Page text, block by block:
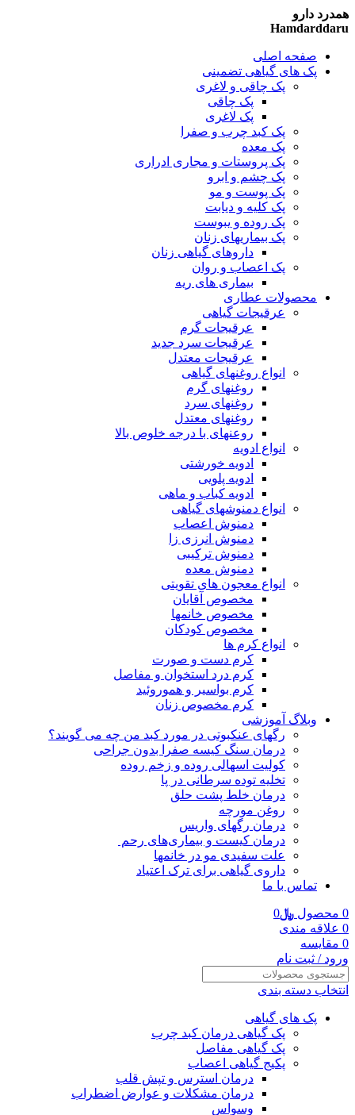
همدرد دارو
Hamdarddaru
صفحه اصلی
پک های گیاهی تضمینی
پک چاقی و لاغری
پک چاقی
پک لاغری
پک کبد چرب و صفرا
پک معده
پک پروستات و مجاری ادراری
پک چشم و ابرو
پک پوست و مو
پک کلیه و دیابت
پک روده و یبوست
پک بیماریهای زنان
داروهای گیاهی زنان
پک اعصاب و روان
بیماری های ریه
محصولات عطاری
عرقیجات گیاهی
عرقیجات گرم
عرقیجات سرد جدید
عرقیجات معتدل
انواع روغنهای گیاهی
روغنهای گرم
روغنهای سرد
روغنهای معتدل
روعنهای با درجه خلوص بالا
انواع ادویه
ادویه خورشتی
ادویه پلویی
ادویه کباب و ماهی
انواع دمنوشهای گیاهی
دمنوش اعصاب
دمنوش انرزی زا
دمنوش ترکیبی
دمنوش معده
انواع معجون های تقویتی
مخصوص آقایان
مخصوص خانمها
مخصوص کودکان
انواع کرم ها
کرم دست و صورت
کرم درد استخوان و مفاصل
کرم بواسیر و هموروئید
کرم مخصوص زنان
وبلاگ آموزشی
رگهای عنکبوتی در مورد کبد من چه می گویند؟
درمان سنگ کیسه صفرا بدون جراحی
کولیت اسهالی روده و زخم روده
تخلیه توده سرطانی در پا
درمان خلط پشت حلق
روغن مورچه
درمان رگهای واریس
درمان کیست و بیماری‌های رحم
علت سفیدی مو در خانمها
داروی گیاهی برای ترک اعتیاد
تماس با ما
0 محصول ﷼0
0 علاقه مندی
0 مقایسه
ورود / ثبت نام
انتخاب دسته بندی
پک های گیاهی
پک گیاهی درمان کبد چرب
پک گیاهی مفاصل
پکیج گیاهی اعصاب
درمان استرس و تپش قلب
درمان مشکلات و عوارض اضطراب
وسواس